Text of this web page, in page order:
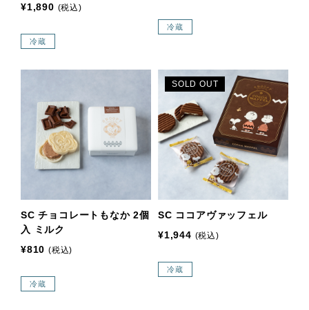
¥1,890 (税込)
冷蔵
冷蔵
SC チョコレートもなか 2個
入 ミルク
¥810 (税込)
冷蔵
SOLD OUT
SC ココアヴァッフェル
¥1,944 (税込)
冷蔵